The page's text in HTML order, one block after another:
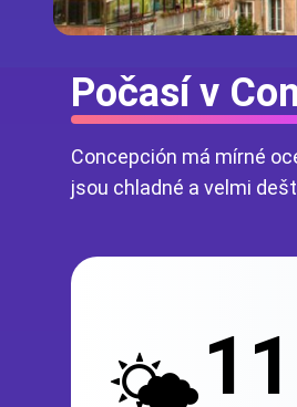
Počasí v
Concepción má mírné
jsou chladné a velmi